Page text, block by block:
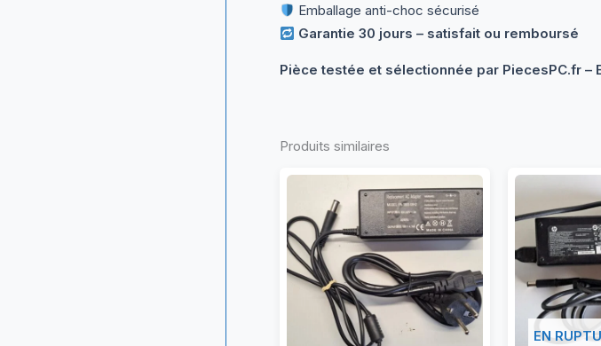
Emballage anti-choc sécurisé
Garantie 30 jours – satisfait ou remboursé
Pièce testée et sélectionnée par PiecesPC.fr
Produits similaires
EN